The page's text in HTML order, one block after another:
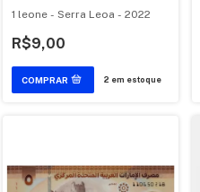
1 leone - Serra Leoa - 2022
R$9,00
2 em estoque